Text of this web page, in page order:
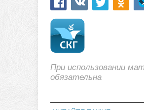
При использовании
обязательна